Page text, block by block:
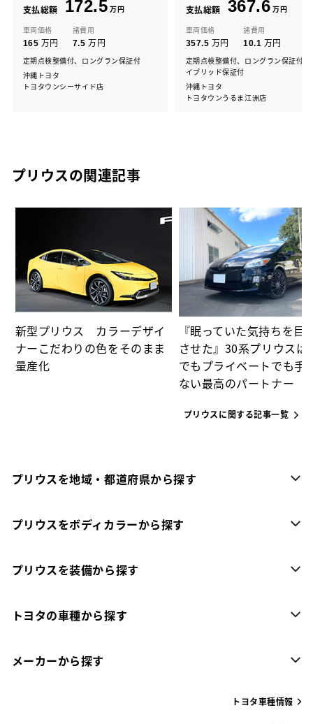
支払総額 172.5 万円
車両価格
165 万円
諸費用
7.5 万円
定期点検整備付、ロングラン保証付
沖縄トヨタ
トヨタウンシーサイド店
支払総額 367.6 万円
車両価格
357.5 万円
諸費用
10.1 万円
定期点検整備付、ロングラン保証付、
イブリッド保証付
沖縄トヨタ
トヨタウンうるま江洲店
プリウスの関連記事
新型プリウス カラーデザイ
ナーこだわりの色をそのまま
量産化
『眠っていた気持ちを目
させた』30系プリウスは
でもプライベートでも手
ない最高のパートナー
プリウスに関する記事一覧
プリウスを地域・都道府県から探す
プリウスをボディカラーから探す
プリウスを装備から探す
トヨタの車種から探す
メーカーから探す
トヨタ車種情報